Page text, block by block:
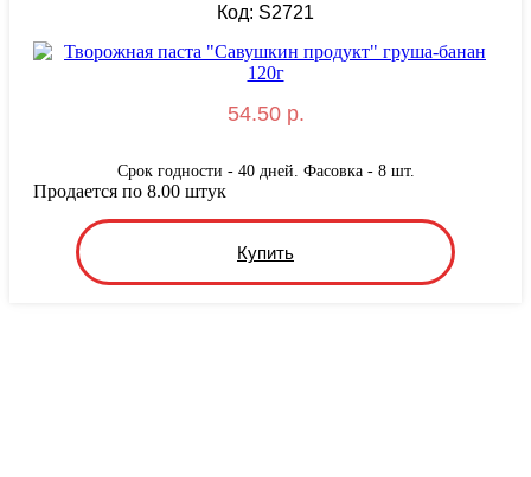
Код: S2721
54.50 р.
Срок годности - 40 дней. Фасовка - 8 шт.
Купить
Продается по 8.00 штук